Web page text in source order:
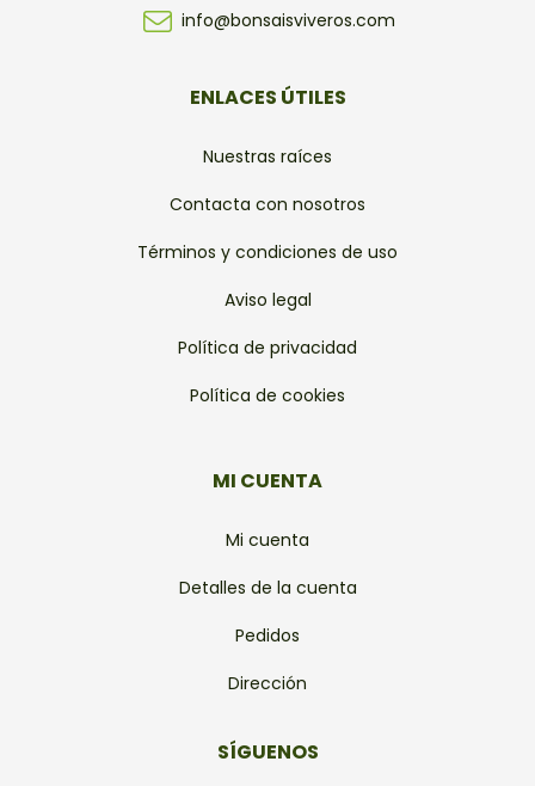
info@bonsaisviveros.com
ENLACES ÚTILES
Nuestras raíces
Contacta con nosotros
Términos y condiciones de uso
Aviso legal
Política de privacidad
Política de cookies
MI CUENTA
Mi cuenta
Detalles de la cuenta
Pedidos
Dirección
SÍGUENOS